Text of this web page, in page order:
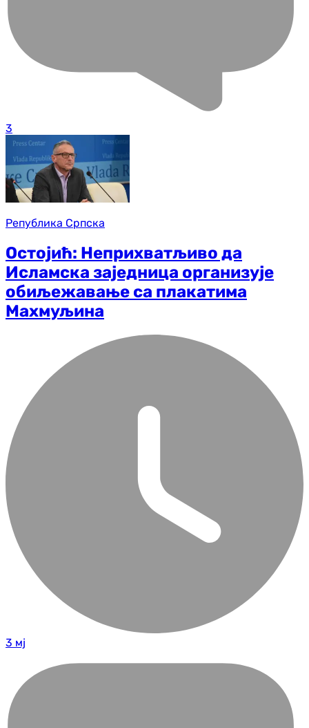
3
Република Српска
Остојић: Неприхватљиво да
Исламска заједница организује
обиљежавање са плакатима
Махмуљина
3 мј